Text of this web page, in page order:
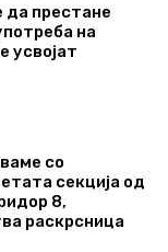
да престане
на
усвојат
со
секција од
8,
раскрсница